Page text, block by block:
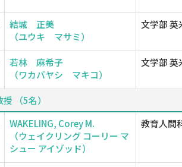
結城 正美
（ユウキ マサミ）
文学部 英
若林 麻希子
（ワカバヤシ マキコ）
文学部 英
（5名）
WAKELING, Corey M.
（ウェイクリング コーリー マ
シュー アイゾッド）
教育人間